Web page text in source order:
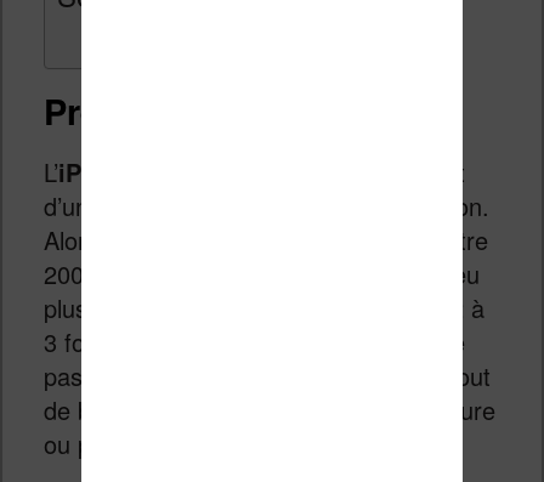
Présentation de l’iPad
L’iPad
est une tablette tactile disposant
d’un écran couleur de 10 pouces environ.
Alors qu’une liseuse classique pèse entre
200 et 300 grammes, l’iPad pèse un peu
plus de 600 grammes. Avec un poids 2 à
3 fois plus important, l’iPad ne se place
pas très bien à ce niveau et porter à bout
de bras cette machine pendant une heure
ou plus pourra s’avérer fatiguant.